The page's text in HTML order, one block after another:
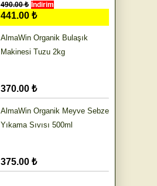
490.00 ₺ İndirim
441.00 ₺
AlmaWin Organik Bulaşık
Makinesi Tuzu 2kg
370.00 ₺
AlmaWin Organik Meyve Sebze
Yıkama Sıvısı 500ml
375.00 ₺